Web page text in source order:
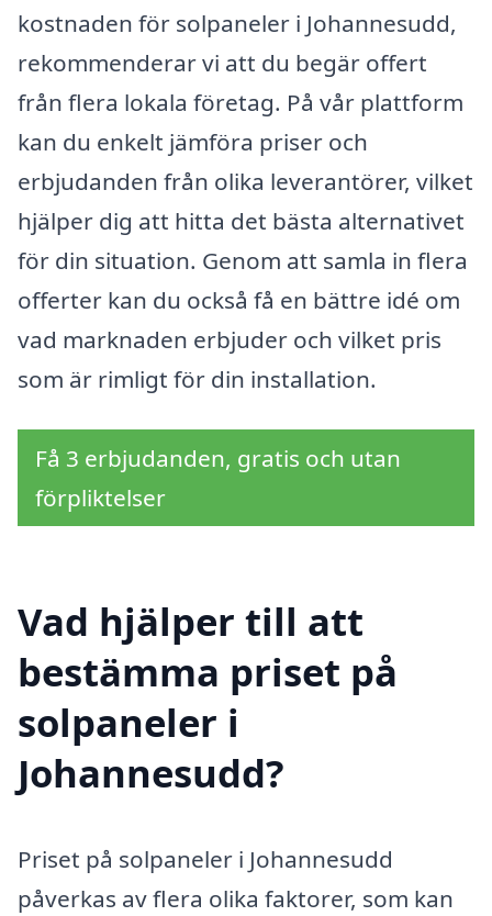
kostnaden för solpaneler i Johannesudd,
rekommenderar vi att du begär offert
från flera lokala företag. På vår plattform
kan du enkelt jämföra priser och
erbjudanden från olika leverantörer, vilket
hjälper dig att hitta det bästa alternativet
för din situation. Genom att samla in flera
offerter kan du också få en bättre idé om
vad marknaden erbjuder och vilket pris
som är rimligt för din installation.
Få 3 erbjudanden, gratis och utan
förpliktelser
Vad hjälper till att
bestämma priset på
solpaneler i
Johannesudd?
Priset på solpaneler i Johannesudd
påverkas av flera olika faktorer, som kan